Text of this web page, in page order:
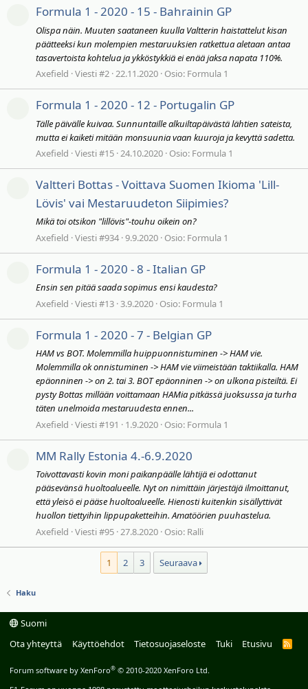
Formula 1 - 2020 - 15 - Bahrainin GP
Olispa näin. Muuten saataneen kuulla Valtterin haistattelut kisan
päätteeksi kun molempien mestaruuksien ratkettua aletaan antaa
tasavertoista kohtelua ja ykköstykkiä ei enää jaksa napata 110%.
Axefield Viesti #2 22.11.2020 Osio: Formula 1
Formula 1 - 2020 - 12 - Portugalin GP
Tälle päivälle kuivaa. Sunnuntaille alkuiltapäivästä lähtien sateista,
mutta ei kaiketi mitään monsuunia vaan kuuroja ja kevyttä sadetta.
Axefield Viesti #15 24.10.2020 Osio: Formula 1
Valtteri Bottas - Voittava Suomen Ikioma 'Lill-
Lövis' vai Mestaruudeton Siipimies?
Mikä toi otsikon "lillövis"-touhu oikein on?
Axefield Viesti #934 9.9.2020 Osio: Formula 1
Formula 1 - 2020 - 8 - Italian GP
Ensin sen pitää saada sopimus ensi kaudesta?
Axefield Viesti #13 3.9.2020 Osio: Formula 1
Formula 1 - 2020 - 7 - Belgian GP
HAM vs BOT. Molemmilla huippuonnistuminen -> HAM vie.
Molemmilla ok onnistuminen -> HAM vie viimeistään taktiikalla. HAM
epäonninen -> on 2. tai 3. BOT epäonninen -> on ulkona pisteiltä. Ei
pysty Bottas millään voittamaan HAMia pitkässä juoksussa ja turha
täten unelmoida mestaruudesta ennen...
Axefield Viesti #191 1.9.2020 Osio: Formula 1
MM Rally Estonia 4.-6.9.2020
Toivottavasti kovin moni paikanpäälle lähtijä ei odottanut
pääsevänsä huoltoalueelle. Nyt on nimittäin järjestäjä ilmoittanut,
että yleisö ei pääse huoltoalueelle. Hienosti kuitenkin sisällyttivät
huollon tiettyihin lippupaketteihin. Amatöörien puuhastelua.
Axefield Viesti #95 27.8.2020 Osio: Ralli
1 2 3 Seuraava
Haku
Suomi
Ota yhteyttä
Käyttöehdot Tietosuojaseloste Tuki Etusivu
R
Forum software by XenForo® © 2010-2020 XenForo Ltd.